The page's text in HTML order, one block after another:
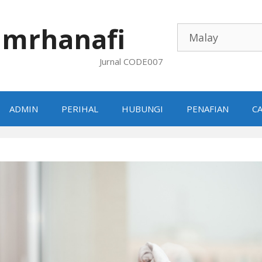
mrhanafi
Jurnal CODE007
ADMIN PERIHAL HUBUNGI PENAFIAN